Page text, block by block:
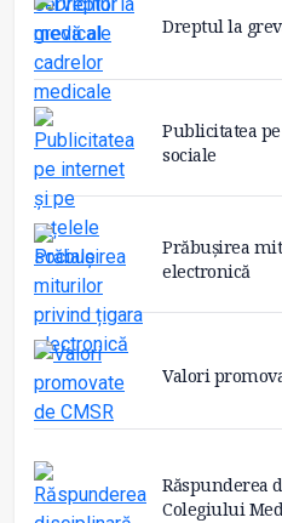
Dreptul la
Publicitatea
sociale
Prăbușirea
electronică
Valori
Răspunderea
Colegiului